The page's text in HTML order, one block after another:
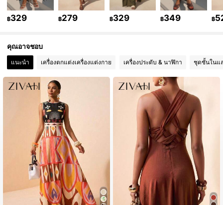
4.76 761K ผู้ติดตาม
4.76 761K ผู้ติดตาม
฿329 ฿279 ฿329 ฿349 ฿
คุณอาจชอบ
แนะนำ เครื่องตกแต่งเครื่องแต่งกาย เครื่องประดับ & นาฬิกา ชุดชั้นในแ